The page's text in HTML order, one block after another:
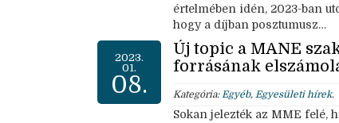
értelmében idén, 2023-ban
hogy a díjban posztumusz…
2023.
01.
08.
Új topic a MANE
forrásának
Kategória:Egyéb, Egyesületi hírek.
Sokan jelezték az MME felé,